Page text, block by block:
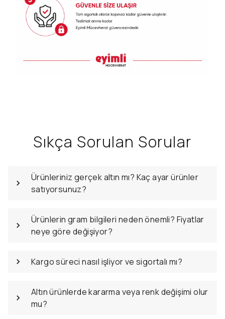
Sıkça Sorulan Sorular
Ürünleriniz gerçek altın mı? Kaç ayar ürünler
satıyorsunuz?
Ürünlerin gram bilgileri neden önemli? Fiyatlar
neye göre değişiyor?
Kargo süreci nasıl işliyor ve sigortalı mı?
Altın ürünlerde kararma veya renk değişimi olur
mu?